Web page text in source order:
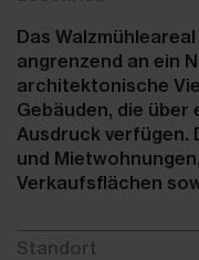
Das
angrenzend an ein
architektonische
Gebäuden, die
Ausdruck verfügen.
und
Verkaufsflächen
Standort